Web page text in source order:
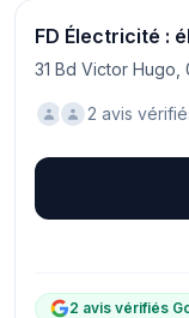
FD Électricité :
31 Bd Victor Hugo,
2 avis
2 avis vérifiés